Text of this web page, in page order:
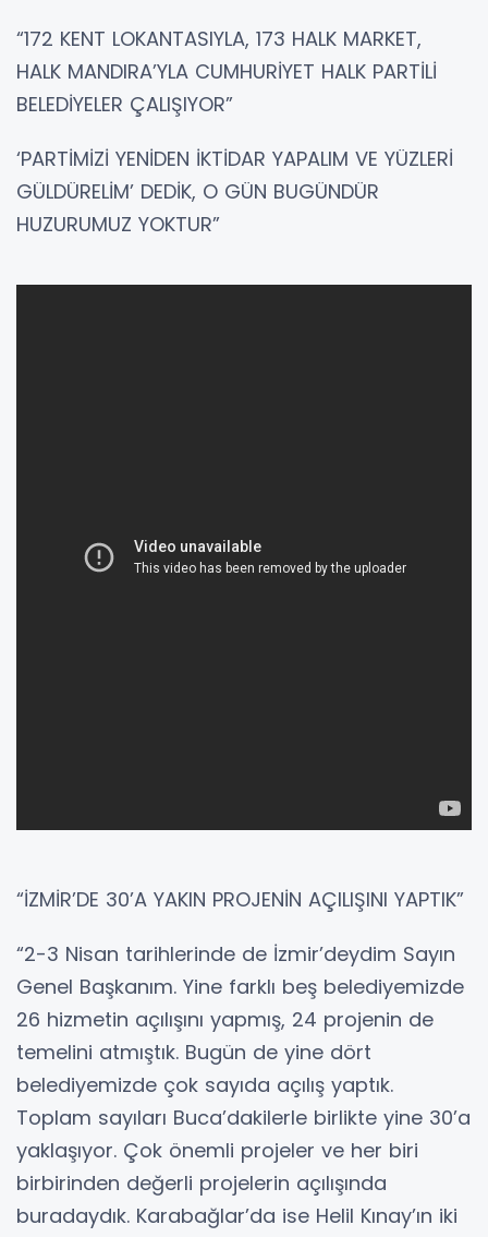
“172 KENT LOKANTASIYLA, 173 HALK MARKET,
HALK MANDIRA’YLA CUMHURİYET HALK PARTİLİ
BELEDİYELER ÇALIŞIYOR”
‘PARTİMİZİ YENİDEN İKTİDAR YAPALIM VE YÜZLERİ
GÜLDÜRELİM’ DEDİK, O GÜN BUGÜNDÜR
HUZURUMUZ YOKTUR”
“İZMİR’DE 30’A YAKIN PROJENİN AÇILIŞINI YAPTIK”
“2-3 Nisan tarihlerinde de İzmir’deydim Sayın
Genel Başkanım. Yine farklı beş belediyemizde
26 hizmetin açılışını yapmış, 24 projenin de
temelini atmıştık. Bugün de yine dört
belediyemizde çok sayıda açılış yaptık.
Toplam sayıları Buca’dakilerle birlikte yine 30’a
yaklaşıyor. Çok önemli projeler ve her biri
birbirinden değerli projelerin açılışında
buradaydık. Karabağlar’da ise Helil Kınay’ın iki